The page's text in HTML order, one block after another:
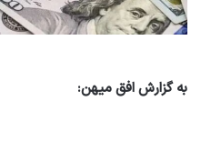
به گزارش افق میهن: